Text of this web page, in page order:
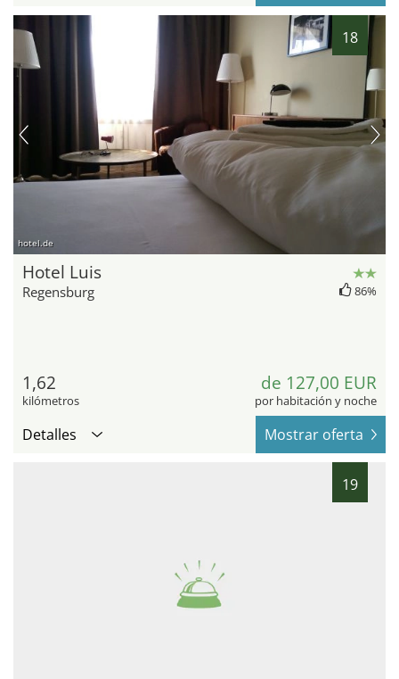
18
hotel.de
Hotel Luis
Regensburg 86%
1,62
kilómetros
de 127,00 EUR
por habitación y noche
Detalles Mostrar oferta
19